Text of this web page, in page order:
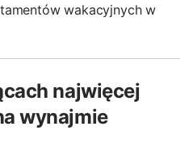
wakacyjnych w
najwięcej
wynajmie